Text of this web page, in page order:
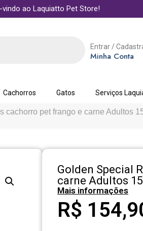
vindo ao Laquiatto Pet Store!
Entrar /
Minha Conta
Cachorros Gatos Serviços
cachorro pet frango e carne Adultos
Golden Special
carne Adultos
Mais informações
R$